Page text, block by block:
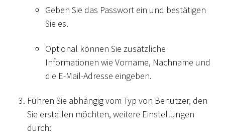
Geben Sie das Passwort ein und bestätigen
Sie es.
Optional können Sie zusätzliche
Informationen wie Vorname, Nachname und
die E-Mail-Adresse eingeben.
Führen Sie abhängig vom Typ von Benutzer, den
Sie erstellen möchten, weitere Einstellungen
durch: